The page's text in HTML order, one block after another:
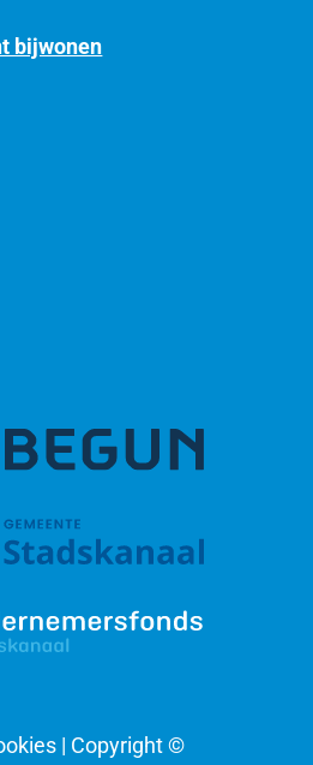
bijwonen
| Copyright ©